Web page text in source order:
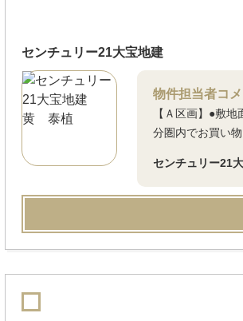
センチュリー21大宝地建
物件担当者コメ
【Ａ区画】●敷
分圏内でお買い
センチュリー